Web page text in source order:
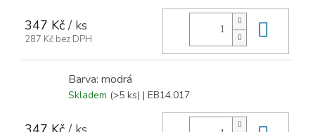
347 Kč / ks
287 Kč bez DPH
Barva: modrá
Skladem (>5 ks) | EB14.017